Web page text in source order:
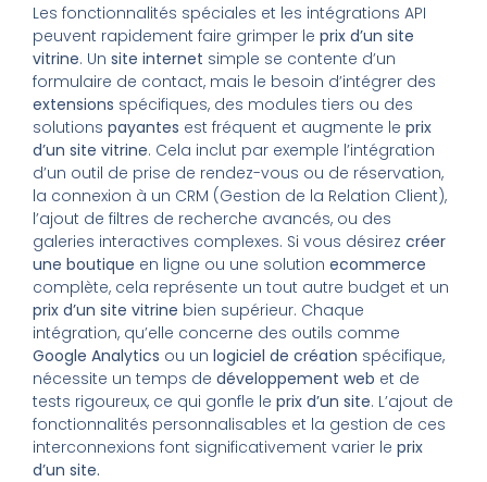
Les fonctionnalités spéciales et les intégrations API
peuvent rapidement faire grimper le prix d’un site
vitrine. Un site internet simple se contente d’un
formulaire de contact, mais le besoin d’intégrer des
extensions spécifiques, des modules tiers ou des
solutions payantes est fréquent et augmente le prix
d’un site vitrine. Cela inclut par exemple l’intégration
d’un outil de prise de rendez-vous ou de réservation,
la connexion à un CRM (Gestion de la Relation Client),
l’ajout de filtres de recherche avancés, ou des
galeries interactives complexes. Si vous désirez créer
une boutique en ligne ou une solution ecommerce
complète, cela représente un tout autre budget et un
prix d’un site vitrine bien supérieur. Chaque
intégration, qu’elle concerne des outils comme
Google Analytics ou un logiciel de création spécifique,
nécessite un temps de développement web et de
tests rigoureux, ce qui gonfle le prix d’un site. L’ajout de
fonctionnalités personnalisables et la gestion de ces
interconnexions font significativement varier le prix
d’un site.